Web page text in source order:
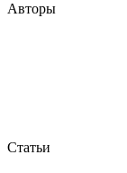
Авторы
Статьи